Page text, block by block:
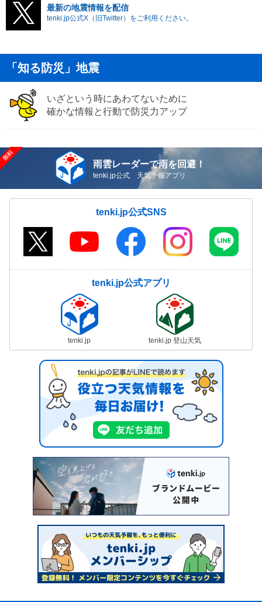
最新の地震情報を配信
tenki.jp公式X（旧Twitter）をご利用ください。
「知る防災」地震
いざという時にあわてないために
確かな情報と行動で防災力アップ
雨雲レーダーで雨を回避！
tenki.jp公式 天気予報アプリ
tenki.jp公式SNS
tenki.jp公式アプリ
tenki.jp tenki.jp 登山天気